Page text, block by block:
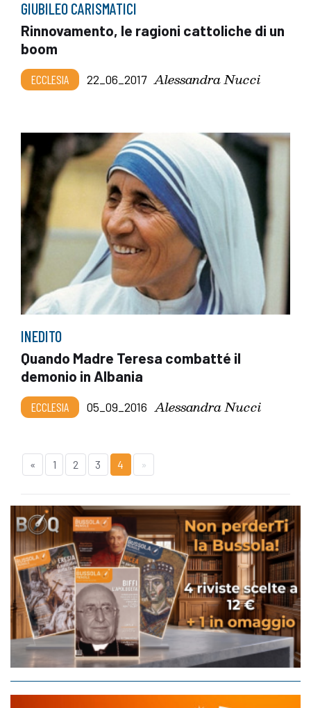
GIUBILEO CARISMATICI
Rinnovamento, le ragioni cattoliche di un
boom
ECCLESIA 22_06_2017 Alessandra Nucci
INEDITO
Quando Madre Teresa combatté il
demonio in Albania
ECCLESIA 05_09_2016 Alessandra Nucci
« 1 2 3 4 »